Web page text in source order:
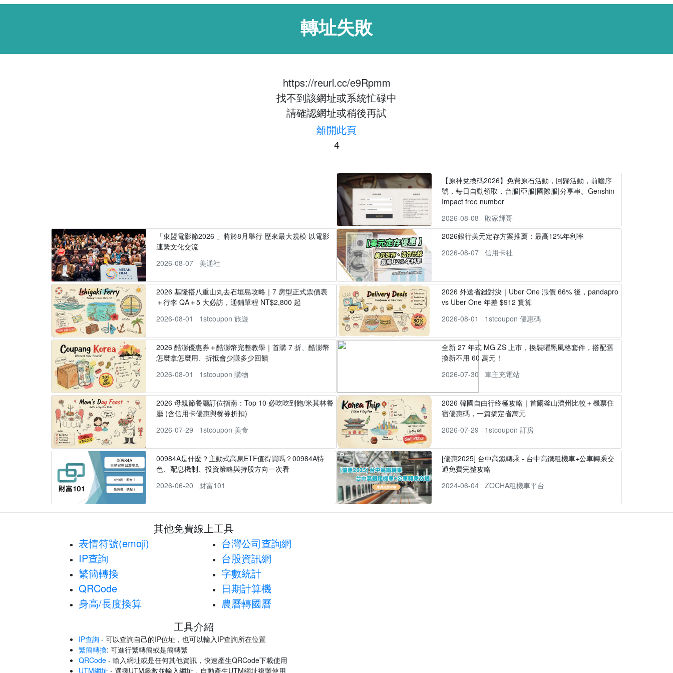
轉址失敗
https://reurl.cc/e9Rpmm
找不到該網址或系統忙碌中
請確認網址或稍後再試
離開此頁
4
【原神兌換碼2026】免費原石活動，回歸活動，前瞻序
號，每日自動領取，台服|亞服|國際服|分享串。Genshin
Impact free number
2026-08-08
敗家輝哥
「東盟電影節2026 」將於8月舉行 歷來最大規模 以電影
連繫文化交流
2026-08-07
美通社
2026銀行美元定存方案推薦：最高12%年利率
2026-08-07
信用卡社
2026 基隆搭八重山丸去石垣島攻略｜7 房型正式票價表
＋行李 QA＋5 大必訪，通鋪單程 NT$2,800 起
2026-08-01
1stcoupon 旅遊
2026 外送省錢對決｜Uber One 漲價 66% 後，pandapro
vs Uber One 年差 $912 實算
2026-08-01
1stcoupon 優惠碼
2026 酷澎優惠券＋酷澎幣完整教學｜首購 7 折、酷澎幣
怎麼拿怎麼用、折抵會少賺多少回饋
2026-08-01
1stcoupon 購物
全新 27 年式 MG ZS 上市，換裝曜黑風格套件，搭配舊
換新不用 60 萬元！
2026-07-30
車主充電站
2026 母親節餐廳訂位指南：Top 10 必吃吃到飽/米其林餐
廳 (含信用卡優惠與餐券折扣)
2026-07-29
1stcoupon 美食
2026 韓國自由行終極攻略｜首爾釜山濟州比較＋機票住
宿優惠碼，一篇搞定省萬元
2026-07-29
1stcoupon 訂房
00984A是什麼？主動式高息ETF值得買嗎？00984A特
色、配息機制、投資策略與持股方向一次看
2026-06-20
財富101
[優惠2025] 台中高鐵轉乘 - 台中高鐵租機車+公車轉乘交
通免費完整攻略
2024-06-04
ZOCHA租機車平台
其他免費線上工具
表情符號(emoji)
IP查詢
繁簡轉換
QRCode
身高/長度換算
台灣公司查詢網
台股資訊網
字數統計
日期計算機
農曆轉國曆
工具介紹
IP查詢 - 可以查詢自己的IP位址，也可以輸入IP查詢所在位置
繁簡轉換: 可進行繁轉簡或是簡轉繁
QRCode - 輸入網址或是任何其他資訊，快速產生QRCode下載使用
UTM網址 - 選擇UTM參數並輸入網址，自動產生UTM網址複製使用